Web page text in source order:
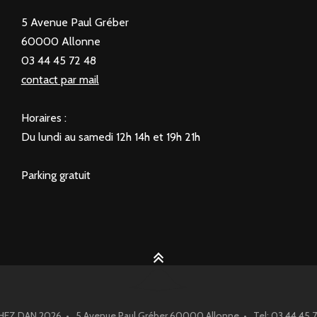
5 Avenue Paul Gréber
60000 Allonne
03 44 45 72 48
contact par mail
Horaires :
Du lundi au samedi 12h 14h et 19h 21h
Parking gratuit